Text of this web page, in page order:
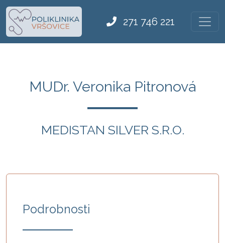
271 746 221
MUDr. Veronika Pitronová
MEDISTAN SILVER S.R.O.
Podrobnosti